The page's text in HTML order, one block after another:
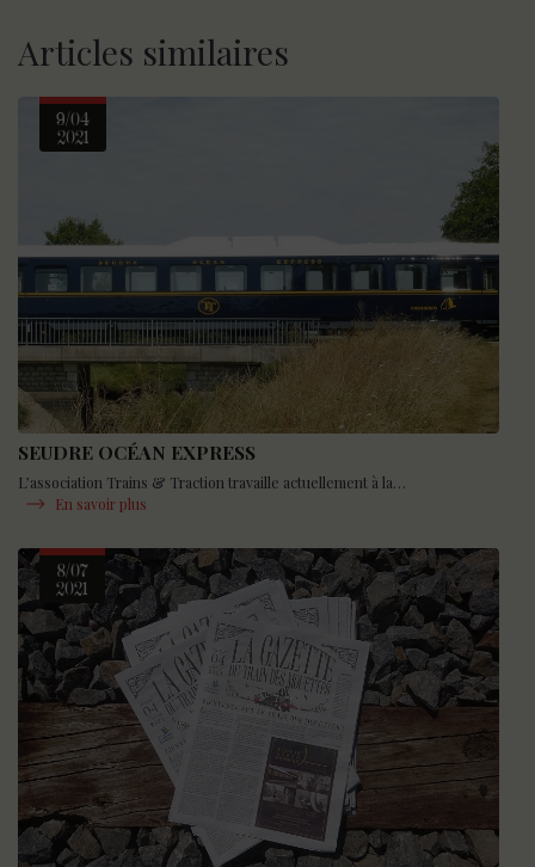
Articles similaires
9/04
2021
SEUDRE OCÉAN EXPRESS
L’association Trains & Traction travaille actuellement à la…
En savoir plus
8/07
2021